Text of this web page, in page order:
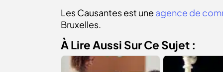
Les Causantes est une agence de
Bruxelles.
À Lire Aussi Sur Ce Sujet :